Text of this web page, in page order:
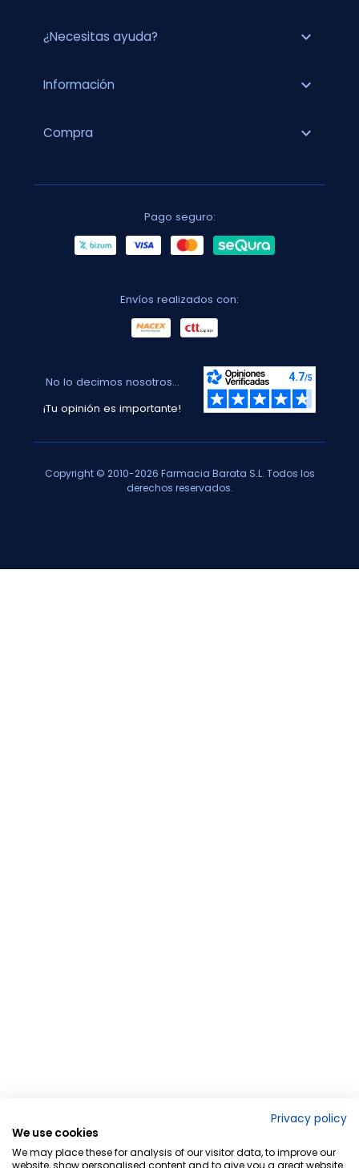
¿Necesitas ayuda? expand_more
Información expand_more
Compra expand_more
Pago seguro:
Envíos realizados con:
No lo decimos nosotros...
¡Tu opinión es importante!
Copyright © 2010-2026 Farmacia Barata S.L. Todos los
derechos reservados.
Privacy policy
We use cookies
We may place these for analysis of our visitor data, to improve our
website, show personalised content and to give you a great website